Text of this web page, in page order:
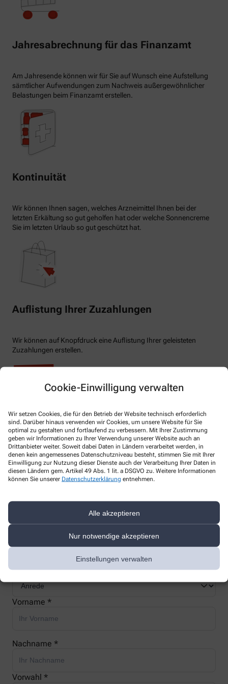
Cookie-Einwilligung verwalten
Wir setzen Cookies, die für den Betrieb der Website technisch erforderlich
sind. Darüber hinaus verwenden wir Cookies, um unsere Website für Sie
optimal zu gestalten und fortlaufend zu verbessern. Mit Ihrer Zustimmung
geben wir Informationen zu Ihrer Verwendung unserer Website auch an
Drittanbieter weiter. Soweit dabei Daten in Ländern verarbeitet werden, in
denen kein angemessenes Datenschutzniveau besteht, stimmen Sie mit Ihrer
Einwilligung zur Nutzung dieser Dienste auch der Verarbeitung Ihrer Daten in
diesen Ländern gem. Artikel 49 Abs. 1 lit. a DSGVO zu. Weitere Informationen
können Sie unserer Datenschutzerklärung entnehmen.
Alle akzeptieren
Nur notwendige akzeptieren
Einstellungen verwalten
Jahresabrechnung für das Finanzamt
Am Jahresende können wir für Sie auf Wunsch eine Aufstellung
sämtlicher Aufwendungen zum Nachweis außergewöhnlicher
Belastungen beim Finanzamt erstellen.
Kontinuität
Wir können Ihnen sagen, welches Arzneimittel Ihnen bei der
letzten Erkältung so gut geholfen hat oder welche Sonnencreme
Sie im letzten Urlaub so gut geschützt hat.
Auflistung Ihrer Zuzahlungen
Wir können auf Knopfdruck eine Auflistung Ihrer geleisteten
Zuzahlungen erstellen.
Nachweis Ihrer Befreiung
Wenn Sie einen Ausweis über die Befreiung der gesetzlichen
Zuzahlung haben, können wir diese Info speichern und Sie
müssen Ihren Ausweis nicht immer vorzeigen.
Kundenkarte beantragen
Anrede
Vorname *
Nachname *
Vorwahl *